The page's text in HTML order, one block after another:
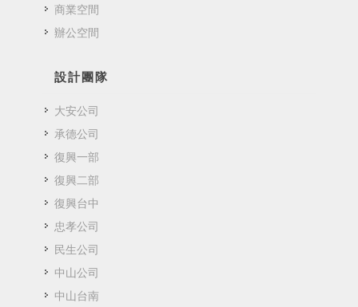
商業空間
辦公空間
設計團隊
大安公司
承德公司
復興一部
復興二部
復興台中
忠孝公司
民生公司
中山公司
中山台南